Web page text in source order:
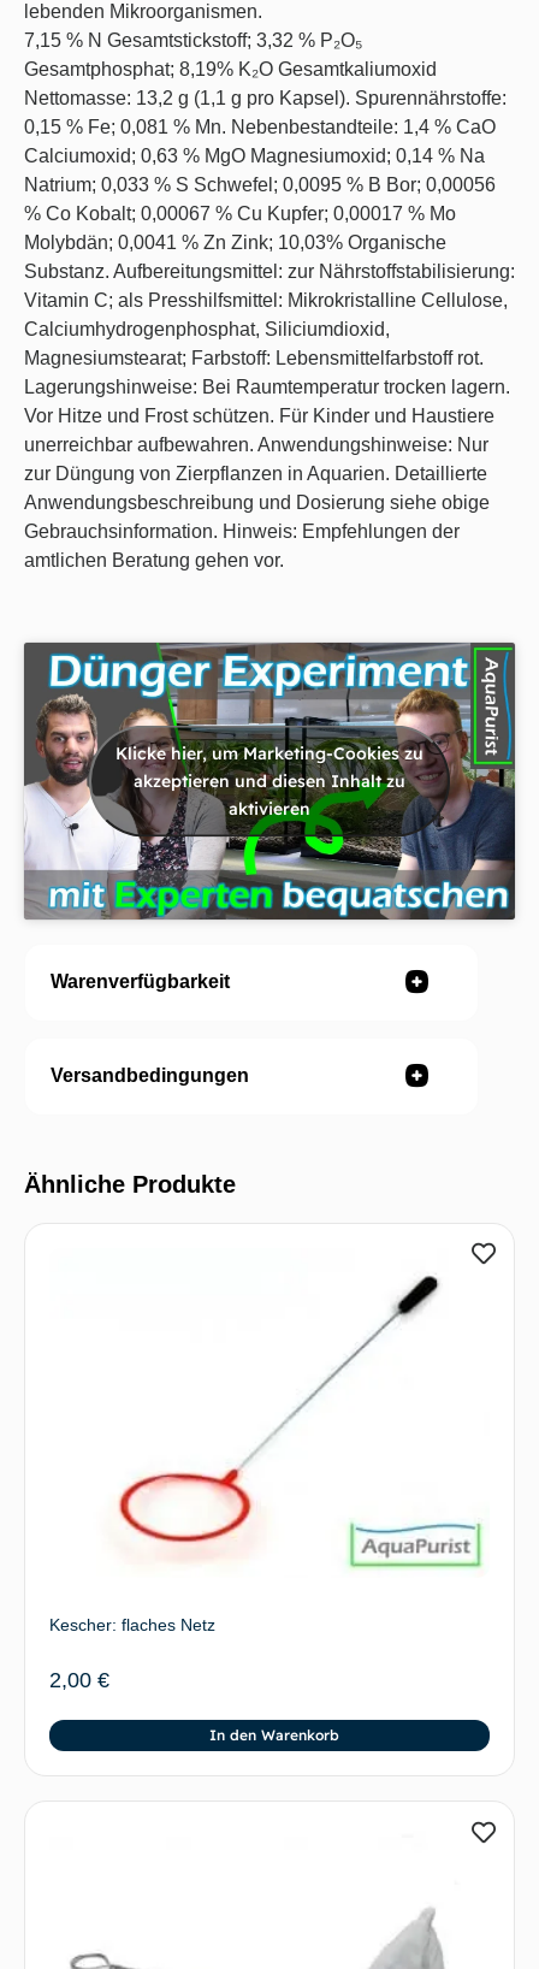
lebenden Mikroorganismen.
7,15 % N Gesamtstickstoff; 3,32 % P₂O₅
Gesamtphosphat; 8,19% K₂O Gesamtkaliumoxid
Nettomasse: 13,2 g (1,1 g pro Kapsel). Spurennährstoffe:
0,15 % Fe; 0,081 % Mn. Nebenbestandteile: 1,4 % CaO
Calciumoxid; 0,63 % MgO Magnesiumoxid; 0,14 % Na
Natrium; 0,033 % S Schwefel; 0,0095 % B Bor; 0,00056
% Co Kobalt; 0,00067 % Cu Kupfer; 0,00017 % Mo
Molybdän; 0,0041 % Zn Zink; 10,03% Organische
Substanz. Aufbereitungsmittel: zur Nährstoffstabilisierung:
Vitamin C; als Presshilfsmittel: Mikrokristalline Cellulose,
Calciumhydrogenphosphat, Siliciumdioxid,
Magnesiumstearat; Farbstoff: Lebensmittelfarbstoff rot.
Lagerungshinweise: Bei Raumtemperatur trocken lagern.
Vor Hitze und Frost schützen. Für Kinder und Haustiere
unerreichbar aufbewahren. Anwendungshinweise: Nur
zur Düngung von Zierpflanzen in Aquarien. Detaillierte
Anwendungsbeschreibung und Dosierung siehe obige
Gebrauchsinformation. Hinweis: Empfehlungen der
amtlichen Beratung gehen vor.
Klicke hier, um Marketing-Cookies zu
akzeptieren und diesen Inhalt zu
aktivieren
Warenverfügbarkeit
Versandbedingungen
Ähnliche Produkte
Kescher: flaches Netz
2,00 €
In den Warenkorb